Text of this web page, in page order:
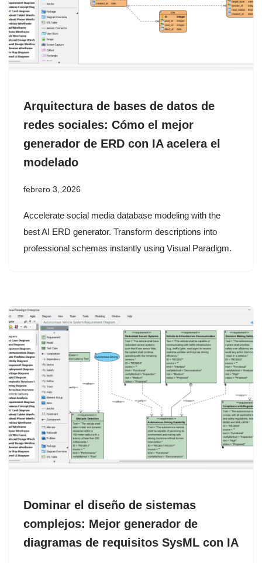
Arquitectura de bases de datos de
redes sociales: Cómo el mejor
generador de ERD con IA acelera el
modelado
febrero 3, 2026
Accelerate social media database modeling with the
best AI ERD generator. Transform descriptions into
professional schemas instantly using Visual Paradigm.
Dominar el diseño de sistemas
complejos: Mejor generador de
diagramas de requisitos SysML con IA